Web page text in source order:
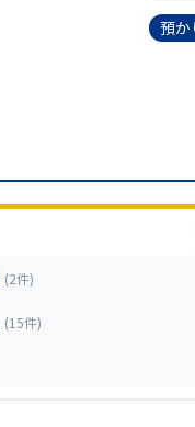
預か
(2件)
(15件)